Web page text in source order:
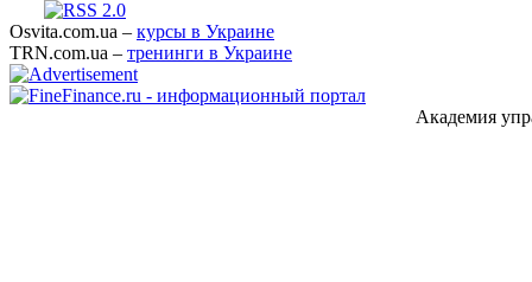
Osvita.com.ua – курсы в Украине
TRN.com.ua – тренинги в Украине
Академия